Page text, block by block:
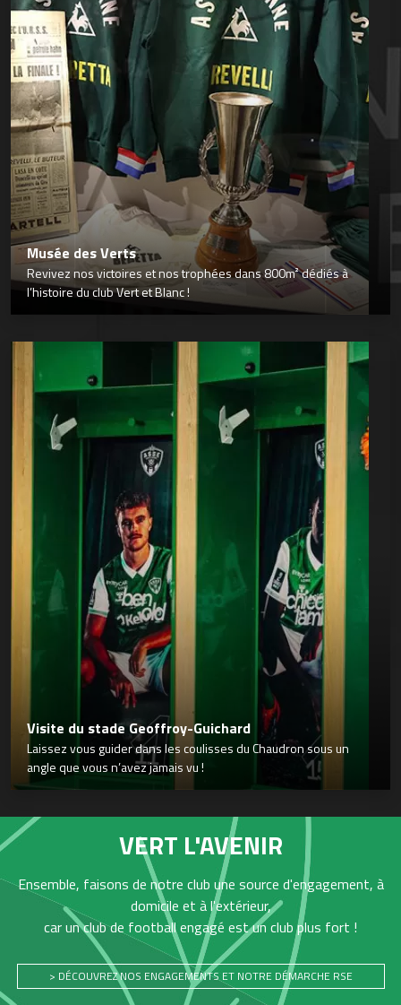
Musée des Verts
Revivez nos victoires et nos trophées dans 800m² dédiés à
l’histoire du club Vert et Blanc !
Visite du stade Geoffroy-Guichard
Laissez vous guider dans les coulisses du Chaudron sous un
angle que vous n’avez jamais vu !
VERT L'AVENIR
Ensemble, faisons de notre club une source d'engagement, à
domicile et à l'extérieur,
car un club de football engagé est un club plus fort !
> DÉCOUVREZ NOS ENGAGEMENTS ET NOTRE DÉMARCHE RSE